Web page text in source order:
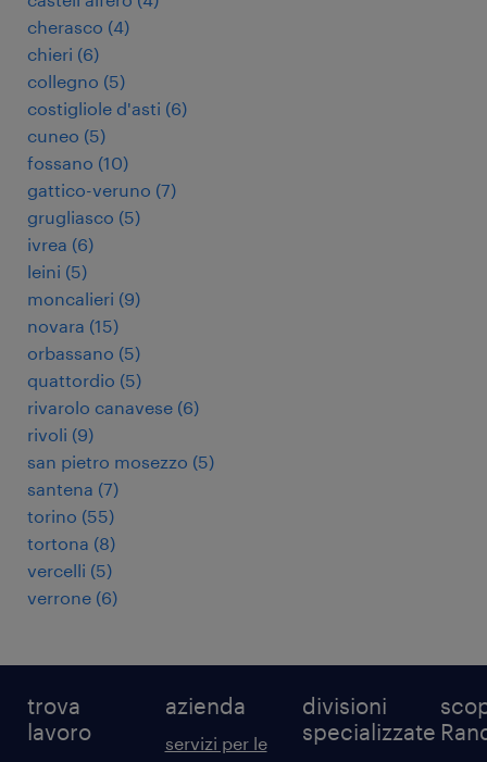
cherasco (4)
chieri (6)
collegno (5)
costigliole d'asti (6)
cuneo (5)
fossano (10)
gattico-veruno (7)
grugliasco (5)
ivrea (6)
leini (5)
moncalieri (9)
novara (15)
orbassano (5)
quattordio (5)
rivarolo canavese (6)
rivoli (9)
san pietro mosezzo (5)
santena (7)
torino (55)
tortona (8)
vercelli (5)
verrone (6)
trova
lavoro
azienda
servizi per le
divisioni
specializzate